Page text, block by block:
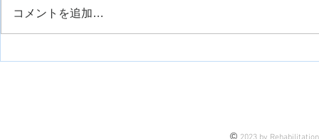
運動観察療法について
コメントを追加…
©